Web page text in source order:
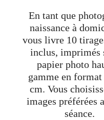
En tant que
naissance à
vous livre 10
inclus, imprimés
papier photo
gamme en
cm. Vous
images préférées
séance.